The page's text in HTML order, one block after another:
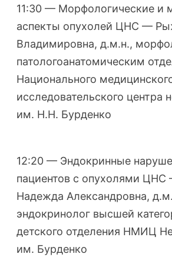
11:30 — Морфологические и
аспекты опухолей ЦНС —
Владимировна, д.м.н.,
патологоанатомическим
Национального
исследовательского центра
им. Н.Н. Бурденко
12:20 — Эндокринные
пациентов с опухолями
Надежда Александровна,
эндокринолог высшей
детского отделения НМИЦ
им. Бурденко